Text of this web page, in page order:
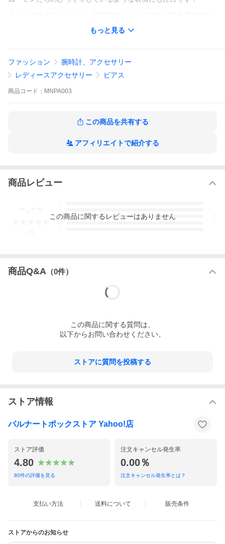
※注意※
こちらの商品は日本国内の弊社職人によってひとつひとつ手作業
で作られております。そのため、ひとつひとつの塗や表情が微妙
に異なる繊細な作りとなっております。
また、着用後の返品は承りかねますので、ご了承ください。
もっと見る
ファッション
腕時計、アクセサリー
レディースアクセサリー
ピアス
商品 コード： MNPA003
この商品を共有する
アフィリエイトで紹介する
商品レビュー
3
この商品に関するレビューはありません
商品Q&A （0件）
この商品に関する質問は、
以下からお問い合わせください。
ストアに質問を投稿する
ストア情報
パルナートポックストア Yahoo!店
ストア評価
4.80
80件の評価を見る
注文キャンセル発生率
0.00％
注文キャンセル発生率とは？
支払い方法 送料について 販売条件
ストアからのお知らせ